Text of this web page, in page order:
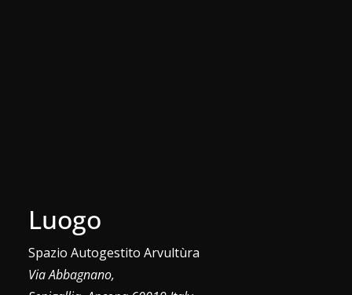
Luogo
Spazio Autogestito Arvultùra
Via Abbagnano,